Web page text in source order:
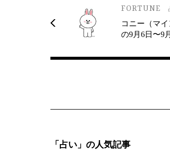
FORTUNE
コニー（マイ
の9月6日〜9
「占い」の人気記事